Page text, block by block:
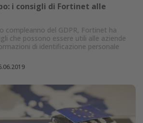
i consigli di Fortinet alle
compleanno del GDPR, Fortinet ha
che possono essere utili alle aziende
di identificazione personale